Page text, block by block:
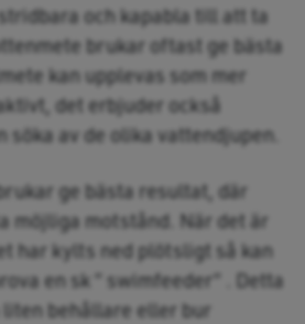
och kapabla till att ta
brukar oftast ge bästa
kan upplevas som mer
det erbjuder också
söka av de olika vattendjupen.
ge bästa resultat, där
möjliga motstånd. När det är
har kylts ned plötsligt så kan
en sk ” swimfeeder” . Detta
behållare eller bur